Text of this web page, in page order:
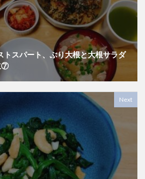
トスパート、ぶり大根と大根サラダ
⑦
Next